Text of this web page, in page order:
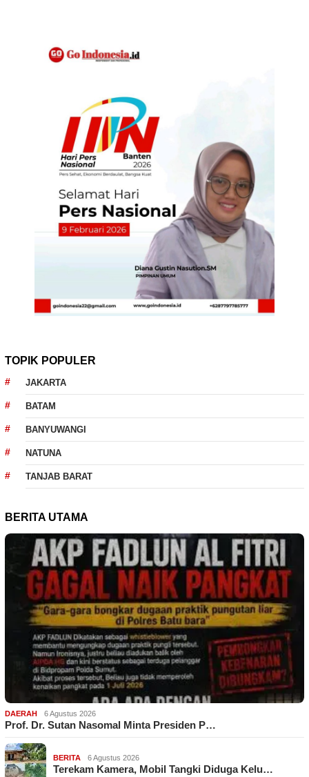
TOPIK POPULER
JAKARTA
BATAM
BANYUWANGI
NATUNA
TANJAB BARAT
BERITA UTAMA
DAERAH 6 Agustus 2026
Prof. Dr. Sutan Nasomal Minta Presiden P…
BERITA 6 Agustus 2026
Terekam Kamera, Mobil Tangki Diduga Kelu…